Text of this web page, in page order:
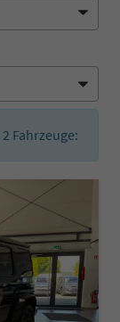
2 Fahrzeuge: